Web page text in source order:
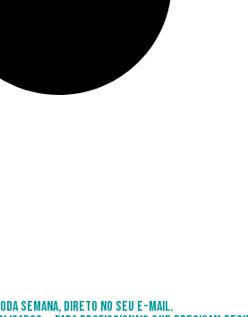
semana, direto no seu e-mail.